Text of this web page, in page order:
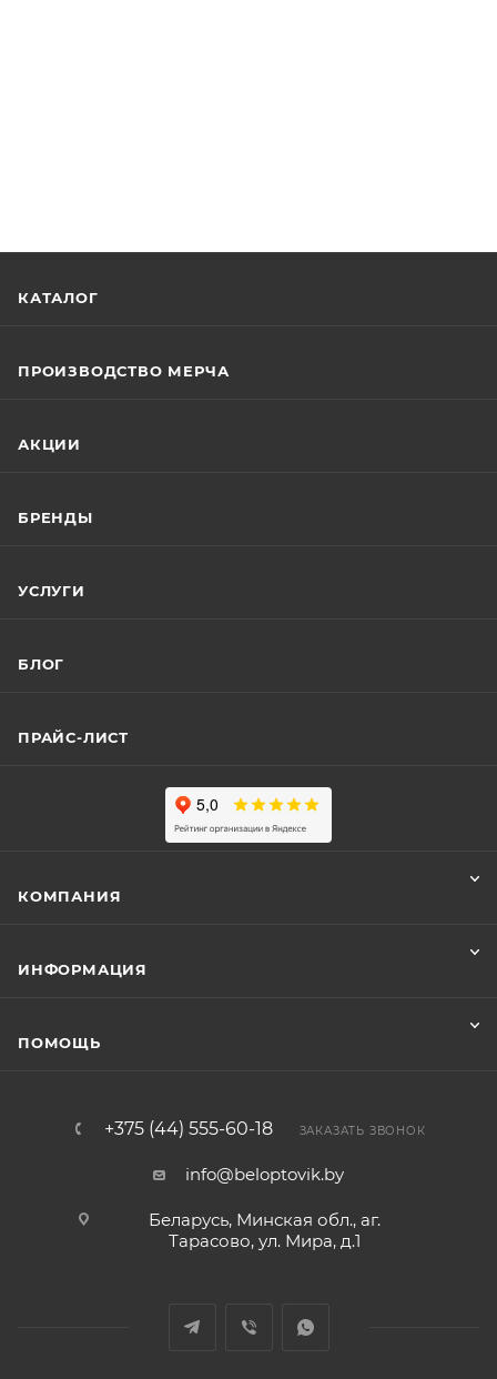
КАТАЛОГ
ПРОИЗВОДСТВО МЕРЧА
АКЦИИ
БРЕНДЫ
УСЛУГИ
БЛОГ
ПРАЙС-ЛИСТ
КОМПАНИЯ
ИНФОРМАЦИЯ
ПОМОЩЬ
+375 (44) 555-60-18 ЗАКАЗАТЬ ЗВОНОК
info@beloptovik.by
Беларусь, Минская обл., аг.
Тарасово, ул. Мира, д.1